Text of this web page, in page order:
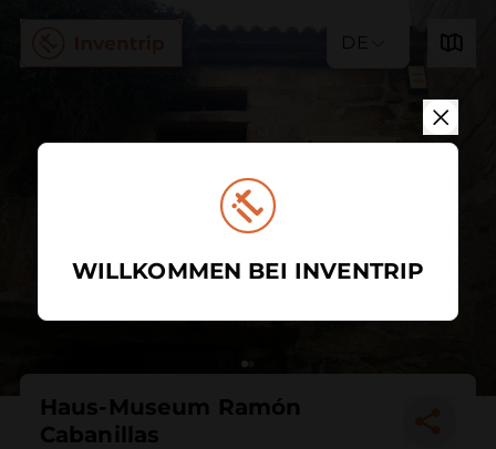
DE
Haus-Museum Ramón
Cabanillas
WILLKOMMEN BEI INVENTRIP